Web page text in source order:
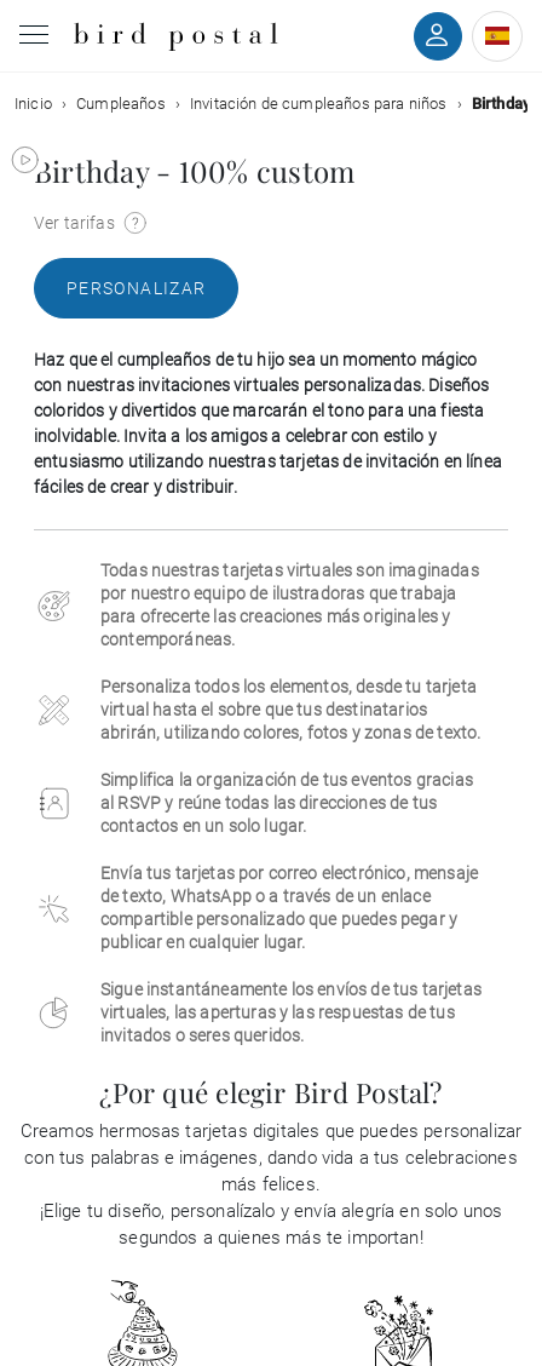
Boda
Nacimiento
Comunión
Condolencias
Cumpleaños
Empresa
Inicio Cumpleaños Invitación de cumpleaños para niños Birthday
Birthday - 100% custom
Ver tarifas
PERSONALIZAR
Haz que el cumpleaños de tu hijo sea un momento mágico
con nuestras invitaciones virtuales personalizadas. Diseños
coloridos y divertidos que marcarán el tono para una fiesta
inolvidable. Invita a los amigos a celebrar con estilo y
entusiasmo utilizando nuestras tarjetas de invitación en línea
fáciles de crear y distribuir.
Todas nuestras tarjetas virtuales son imaginadas
por nuestro equipo de ilustradoras que trabaja
para ofrecerte las creaciones más originales y
contemporáneas.
Personaliza todos los elementos, desde tu tarjeta
virtual hasta el sobre que tus destinatarios
abrirán, utilizando colores, fotos y zonas de texto.
Simplifica la organización de tus eventos gracias
al RSVP y reúne todas las direcciones de tus
contactos en un solo lugar.
Envía tus tarjetas por correo electrónico, mensaje
de texto, WhatsApp o a través de un enlace
compartible personalizado que puedes pegar y
publicar en cualquier lugar.
Sigue instantáneamente los envíos de tus tarjetas
virtuales, las aperturas y las respuestas de tus
invitados o seres queridos.
¿Por qué elegir Bird Postal?
Creamos hermosas tarjetas digitales que puedes personalizar
con tus palabras e imágenes, dando vida a tus celebraciones
más felices.
¡Elige tu diseño, personalízalo y envía alegría en solo unos
segundos a quienes más te importan!